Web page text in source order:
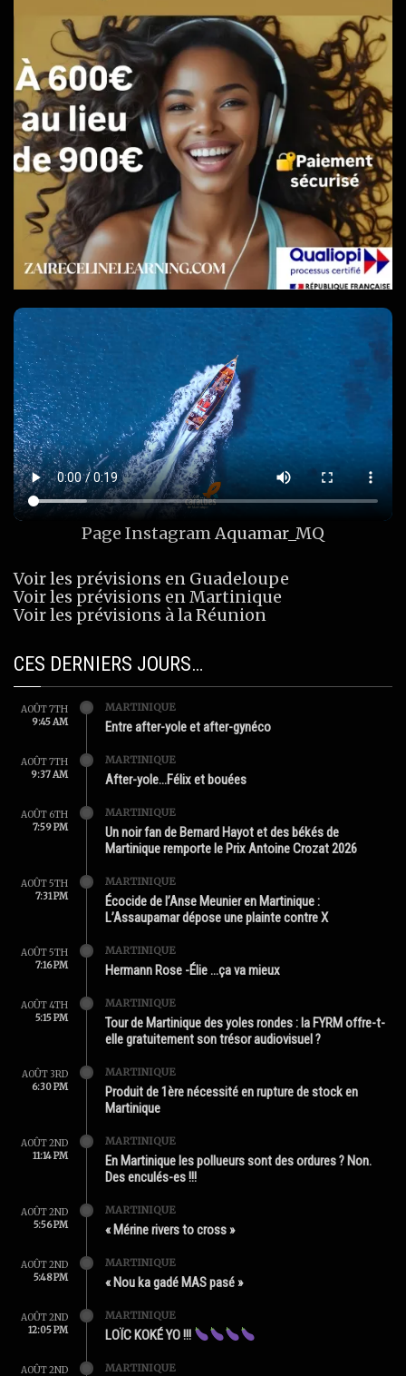
Page InstagramAquamar_MQ
Voir les prévisions en Guadeloupe
Voir les prévisions en Martinique
Voir les prévisions à la Réunion
CES DERNIERS JOURS…
AOÛT 7TH
9:45 AM
MARTINIQUE
Entre after-yole et after-gynéco
AOÛT 7TH
9:37 AM
MARTINIQUE
After-yole…Félix et bouées
AOÛT 6TH
7:59 PM
MARTINIQUE
Un noir fan de Bernard Hayot et des békés de
Martinique remporte le Prix Antoine Crozat 2026
AOÛT 5TH
7:31 PM
MARTINIQUE
Écocide de l’Anse Meunier en Martinique :
L’Assaupamar dépose une plainte contre X
AOÛT 5TH
7:16 PM
MARTINIQUE
Hermann Rose -Élie …ça va mieux
AOÛT 4TH
5:15 PM
MARTINIQUE
Tour de Martinique des yoles rondes : la FYRM offre-t-
elle gratuitement son trésor audiovisuel ?
AOÛT 3RD
6:30 PM
MARTINIQUE
Produit de 1ère nécessité en rupture de stock en
Martinique
AOÛT 2ND
11:14 PM
MARTINIQUE
En Martinique les pollueurs sont des ordures ? Non.
Des enculés-es !!!
AOÛT 2ND
5:56 PM
MARTINIQUE
« Mérine rivers to cross »
AOÛT 2ND
5:48 PM
MARTINIQUE
« Nou ka gadé MAS pasé »
AOÛT 2ND
12:05 PM
MARTINIQUE
LOÏC KOKÉ YO !!!
AOÛT 2ND MARTINIQUE